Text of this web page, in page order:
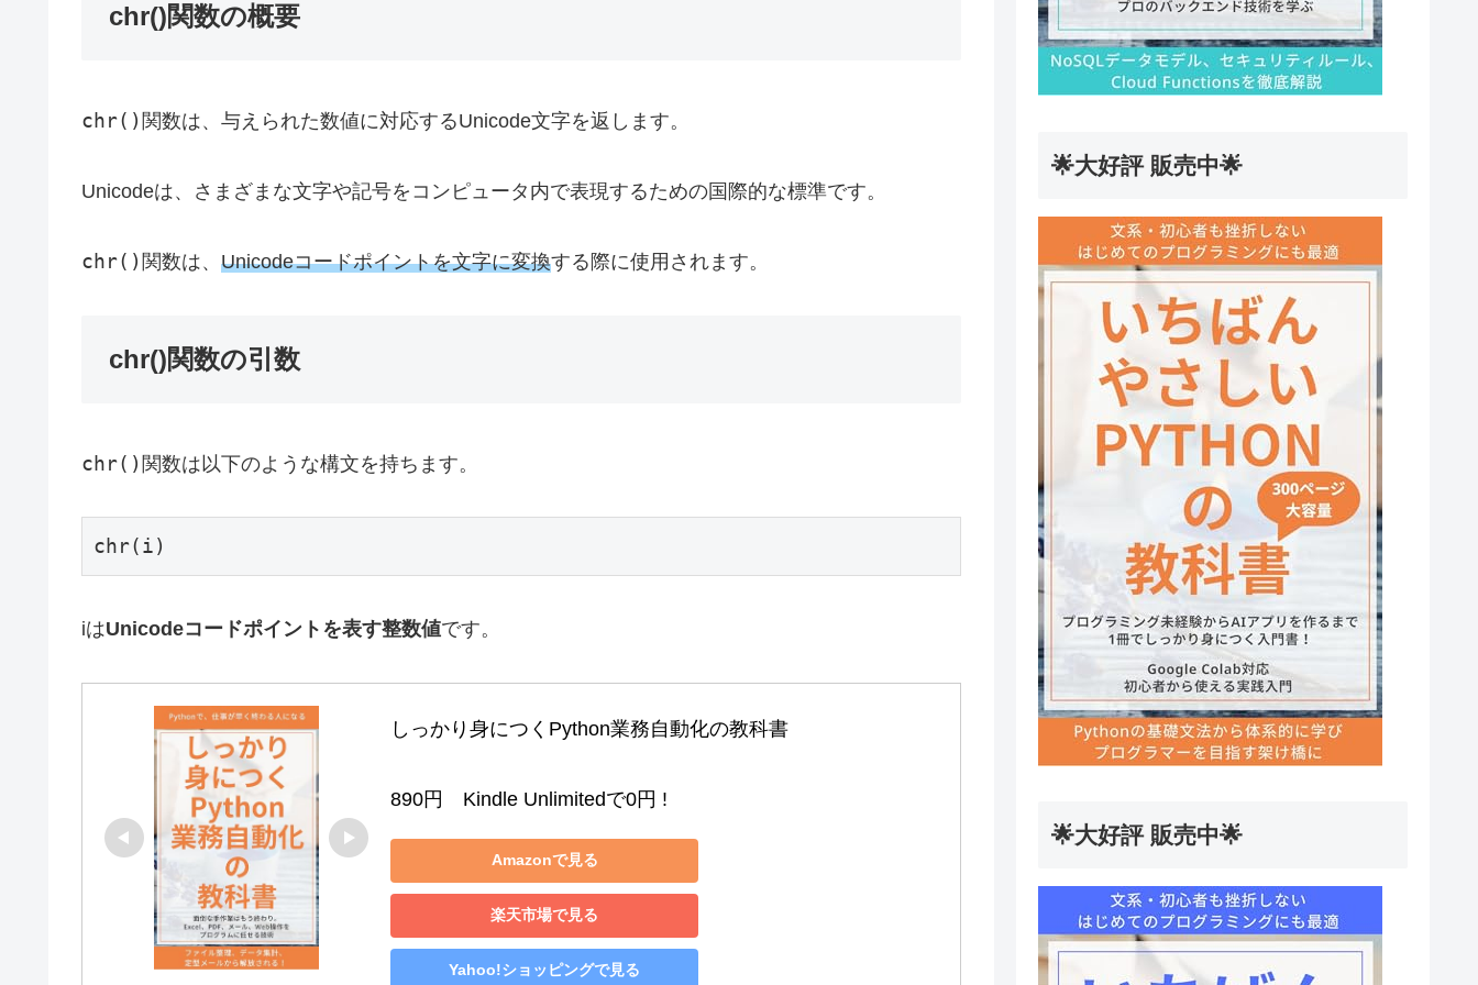
chr()関数の概要
chr() 関数は、与えられた数値に対応するUnicode文字を返します。
Unicodeは、さまざまな文字や記号をコンピュータ内で表現するための国際的な標準です。
chr() 関数は、 Unicodeコードポイントを文字に変換する際に使用されます。
chr()関数の引数
chr() 関数は以下のような構文を持ちます。
iはUnicodeコードポイントを表す整数値です。
しっかり身につくPython業務自動化の教科書
890円　Kindle Unlimitedで0円 !
Amazonで見る
楽天市場で見る
Yahoo!ショッピングで見る
🌟大好評 販売中🌟
🌟大好評 販売中🌟